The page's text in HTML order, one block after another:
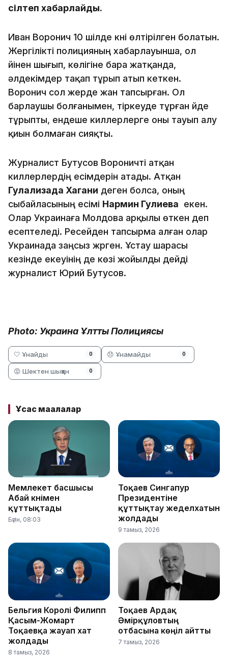
сілтеп хабарлайды.
Иван Воронич 10 шілде күні өлтірілген болатын.
Жергілікті полицияның хабарлауынша, ол
үйінен шығып, көлігіне бара жатқанда,
әлдекімдер тақап тұрып атып кеткен.
Воронич сол жерде жан тапсырған. Ол
барлаушы болғанымен, тіркеуде тұрған үйде
тұрыпты, ендеше киллерлерге оны тауып алу
қиын болмаған сияқты.
Журналист Бутусов Вороничті атқан
киллерлердің есімдерін атады. Атқан
Гулализада Хагани деген болса, оның
сыбайласының есімі Нармин Гулиева екен.
Олар Украинаға Молдова арқылы өткен деп
есептеледі. Ресейден тапсырма алған олар
Украинада заңсыз жүрген. Ұстау шарасы
кезінде екеуінің де көзі жойылды дейді
журналист Юрий Бутусов.
Photo: Украина Ұлттық Полициясы
🤍 Ұнайды 0 😞 Ұнамайды 0
😡 Шектен шыққан 0
Ұқсас мақалалар
Мемлекет басшысы
Абай күнімен
құттықтады
Бүгін, 08:03
Тоқаев Сингапур
Президентіне
құттықтау жеделхатын
жолдады
9 тамыз, 2026
Бельгия Королі Филипп
Қасым-Жомарт
Тоқаевқа жауап хат
жолдады
8 тамыз, 2026
Тоқаев Ардақ
Әмірқұловтың
отбасына көңіл айтты
7 тамыз, 2026